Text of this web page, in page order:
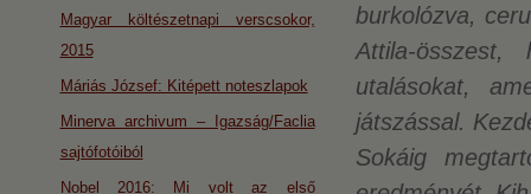
burkolózva,
Attila-
utalásokat,
játszással.
Sokáig
Magyar költészetnapi verscsokor,
2015
Máriás József: Kitépett noteszlapok
Minerva archivum – Igazság/Faclia
sajtófotóiból
Nobel 2016: Mi volt az első